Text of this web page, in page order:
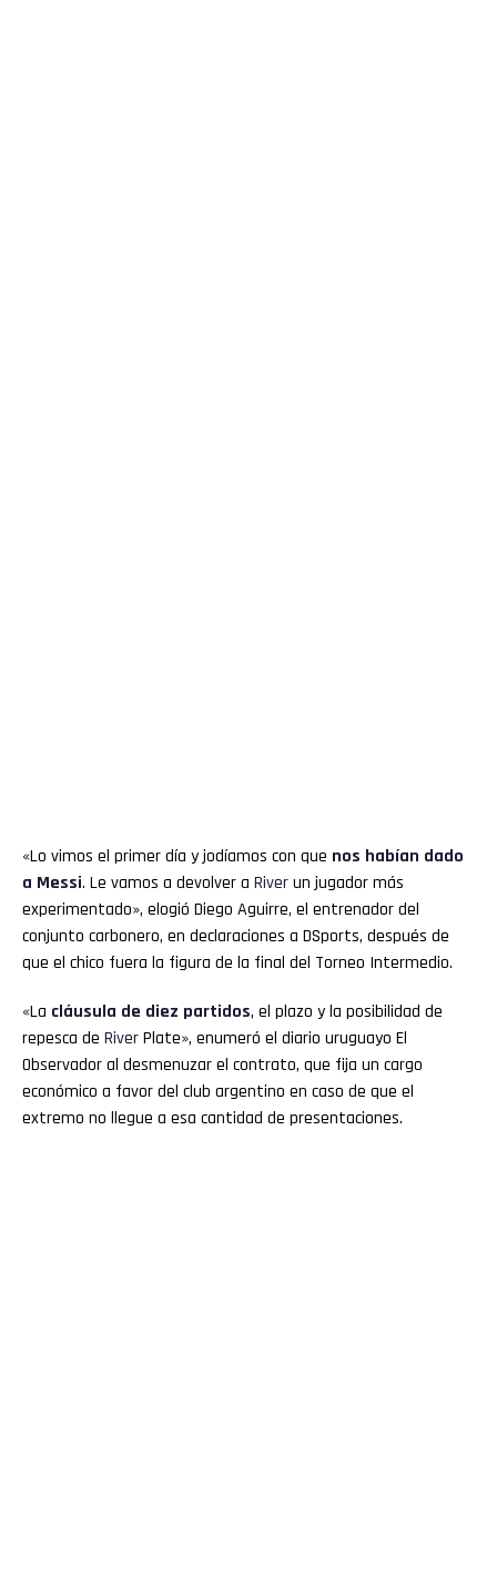
«Lo vimos el primer día y jodíamos con que nos habían dado
a Messi. Le vamos a devolver a Riverun jugador más
experimentado», elogió Diego Aguirre, el entrenador del
conjunto carbonero, en declaraciones a DSports, después de
que el chico fuera la figura de la final del Torneo Intermedio.
«La cláusula de diez partidos, el plazo y la posibilidad de
repesca de RiverPlate», enumeró el diario uruguayo El
Observador al desmenuzar el contrato, que fija un cargo
económico a favor del club argentino en caso de que el
extremo no llegue a esa cantidad de presentaciones.